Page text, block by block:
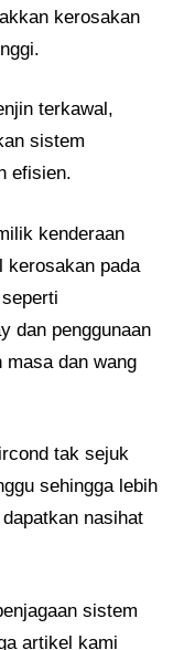
kerosakan
terkawal,
sistem
efisien.
kenderaan
kerosakan pada
dan penggunaan
masa dan wang
tak sejuk
sehingga lebih
nasihat
sistem
artikel kami